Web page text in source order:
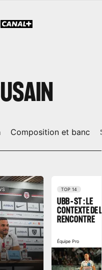
Composition et banc
TOP 14
UBB – ST : LE
CONTEXTE DE
RENCONTRE
Équipe Pro